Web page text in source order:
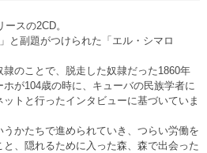
スの2CD。
と副題がつけられた「エル・シマロ
隷のことで、脱走した奴隷だった1860年
が104歳の時に、キューバの民族学者に
トと行ったインタビューに基づいていま
かたちで進められていき、つらい労働を
、隠れるために入った森、森で出会った